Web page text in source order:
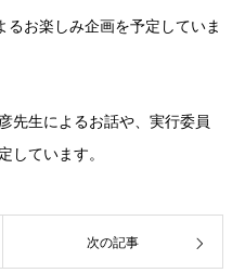
るお楽しみ企画を予定していま
先生によるお話や、実行委員
しています。
次の記事